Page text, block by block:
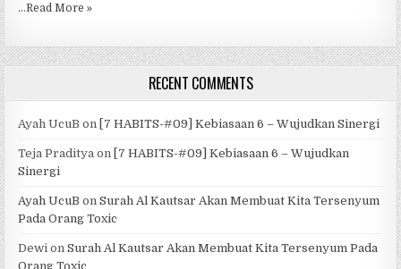
…Read More »
RECENT COMMENTS
Ayah UcuB on [7 HABITS-#09] Kebiasaan 6 – Wujudkan Sinergi
Teja Praditya on
[7 HABITS-#09] Kebiasaan 6 – Wujudkan
Sinergi
Ayah UcuB onSurah Al Kautsar Akan Membuat Kita Tersenyum
Pada Orang Toxic
Dewi onSurah Al Kautsar Akan Membuat Kita Tersenyum Pada
Orang Toxic